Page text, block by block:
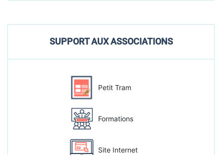
SUPPORT AUX ASSOCIATIONS
Petit Tram
Formations
Site Internet